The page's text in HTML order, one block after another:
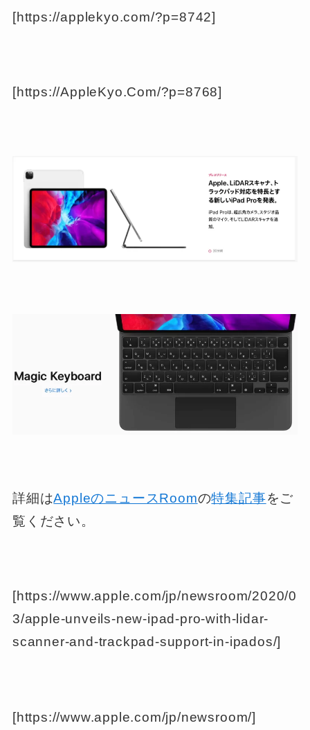
[https://applekyo.com/?p=8742]
[https://AppleKyo.Com/?p=8768]
詳細はAppleのニュースRoomの特集記事をご
覧ください。
[https://www.apple.com/jp/newsroom/2020/0
3/apple-unveils-new-ipad-pro-with-lidar-
scanner-and-trackpad-support-in-ipados/]
[https://www.apple.com/jp/newsroom/]